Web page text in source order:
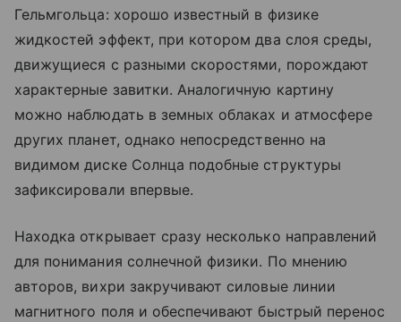
Гельмгольца: хорошо известный в физике
жидкостей эффект, при котором два слоя среды,
движущиеся с разными скоростями, порождают
характерные завитки. Аналогичную картину
можно наблюдать в земных облаках и атмосфере
других планет, однако непосредственно на
видимом диске Солнца подобные структуры
зафиксировали впервые.
Находка открывает сразу несколько направлений
для понимания солнечной физики. По мнению
авторов, вихри закручивают силовые линии
магнитного поля и обеспечивают быстрый перенос